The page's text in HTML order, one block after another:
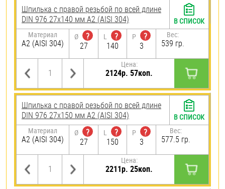
Шпилька с правой резьбой по всей длине
DIN 976 27х140 мм А2 (AISI 304)
Материал
А2 (AISI 304)
Ø
?
27
L
?
140
P
?
3
Вес:
539 гр.
Цена:
2124р. 57коп.
В СПИСОК
Шпилька с правой резьбой по всей длине
DIN 976 27х150 мм А2 (AISI 304)
Материал
А2 (AISI 304)
Ø
?
27
L
?
150
P
?
3
Вес:
577.5 гр.
Цена:
2211р. 25коп.
В СПИСОК